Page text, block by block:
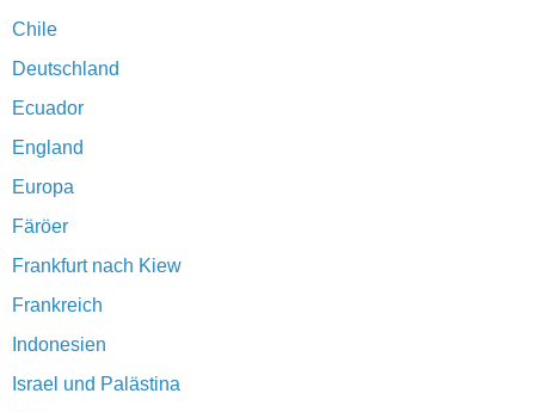
Chile
Deutschland
Ecuador
England
Europa
Färöer
Frankfurt nach Kiew
Frankreich
Indonesien
Israel und Palästina